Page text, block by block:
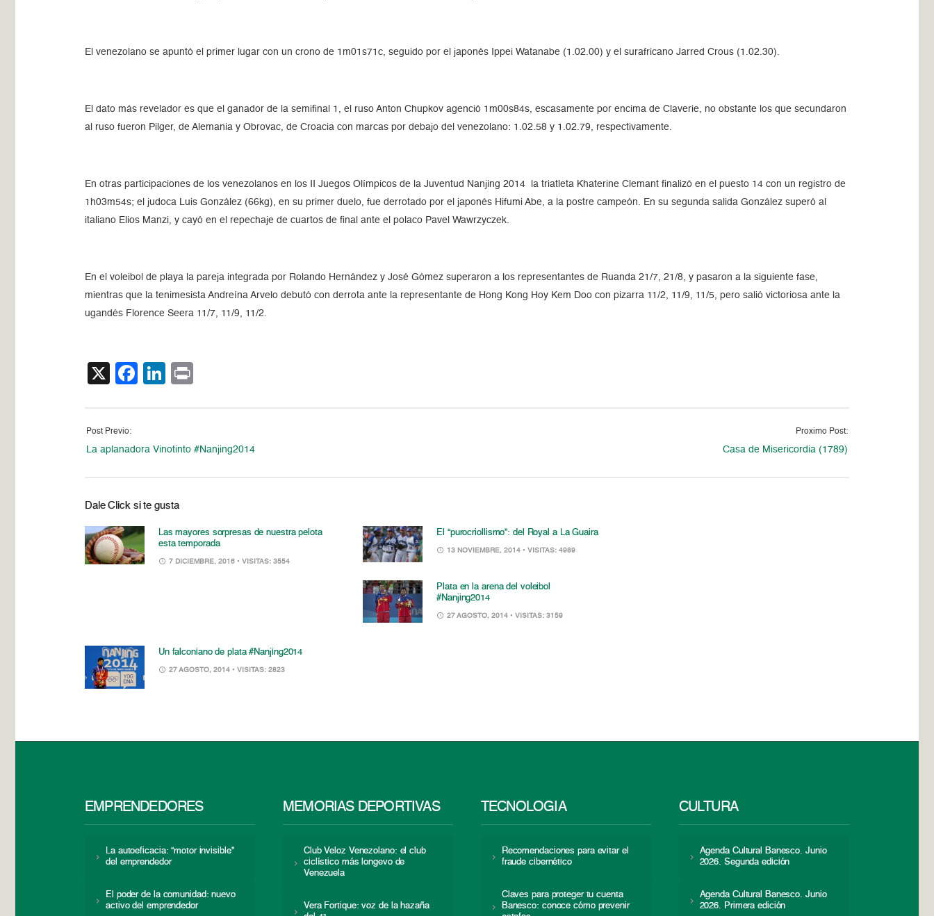
El venezolano se apuntó el primer lugar con un crono de 1m01s71c, seguido por el japonés Ippei Watanabe (1.02.00) y el surafricano Jarred Crous (1.02.30).
El dato más revelador es que el ganador de la semifinal 1, el ruso Anton Chupkov agenció 1m00s84s, escasamente por encima de Claverie, no obstante los que secundaron
al ruso fueron Pilger, de Alemania y Obrovac, de Croacia con marcas por debajo del venezolano: 1.02.58 y 1.02.79, respectivamente.
En otras participaciones de los venezolanos en los II Juegos Olímpicos de la Juventud Nanjing 2014 la triatleta Khaterine Clemant finalizó en el puesto 14 con un registro de
1h03m54s; el judoca Luis González (66kg), en su primer duelo, fue derrotado por el japonés Hifumi Abe, a la postre campeón. En su segunda salida González superó al
italiano Elios Manzi, y cayó en el repechaje de cuartos de final ante el polaco Pavel Wawrzyczek.
En el voleibol de playa la pareja integrada por Rolando Hernández y José Gómez superaron a los representantes de Ruanda 21/7, 21/8, y pasaron a la siguiente fase,
mientras que la tenimesista Andreína Arvelo debutó con derrota ante la representante de Hong Kong Hoy Kem Doo con pizarra 11/2, 11/9, 11/5, pero salió victoriosa ante la
ugandés Florence Seera 11/7, 11/9, 11/2.
X Facebook
LinkedIn
Post Previo:
La aplanadora Vinotinto #Nanjing2014
Proximo Post:
Casa de Misericordia (1789)
Dale Click si te gusta
Las mayores sorpresas de nuestra pelota
esta temporada
7 DICIEMBRE, 2016 • VISITAS: 3554
El “purocriollismo”: del Royal a La Guaira
13 NOVIEMBRE, 2014 • VISITAS: 4989
Plata en la arena del voleibol
#Nanjing2014
27 AGOSTO, 2014 • VISITAS: 3159
Un falconiano de plata #Nanjing2014
27 AGOSTO, 2014 • VISITAS: 2823
EMPRENDEDORES
La autoeficacia: “motor invisible”
del emprendedor
El poder de la comunidad: nuevo
activo del emprendedor
MEMORIAS DEPORTIVAS
Club Veloz Venezolano: el club
ciclístico más longevo de
Venezuela
Vera Fortique: voz de la hazaña
TECNOLOGÍA
Recomendaciones para evitar el
fraude cibernético
Claves para proteger tu cuenta
Banesco: conoce cómo prevenir
CULTURA
Agenda Cultural Banesco. Junio
2026. Segunda edición
Agenda Cultural Banesco. Junio
2026. Primera edición